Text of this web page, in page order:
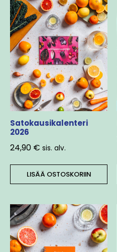
Satokausikalenteri
2026
24,90 € sis. alv.
LISÄÄ OSTOSKORIIN